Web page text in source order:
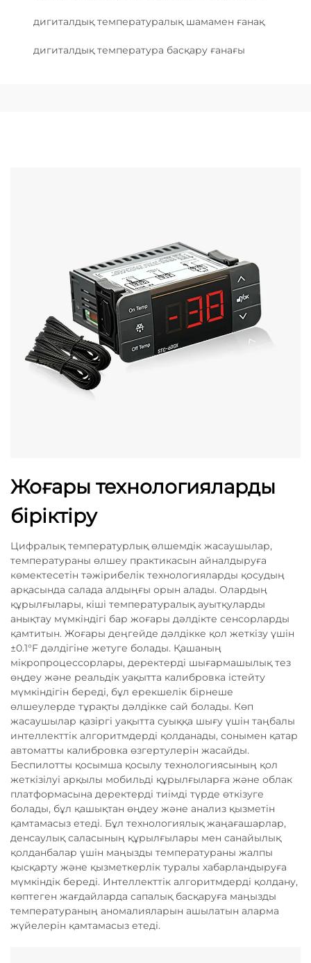
дигиталдық температуралық шамамен ғанақ
дигиталдық температура басқару ғанағы
Жоғары технологияларды
біріктіру
Цифралық температурлық өлшемдік жасаушылар,
температураны өлшеу практикасын айналдыруға
көмектесетін тәжірибелік технологияларды қосудың
арқасында салада алдыңғы орын алады. Олардың
құрылғылары, кіші температуралық ауытқуларды
анықтау мүмкіндігі бар жоғары дәлдікте сенсорларды
қамтитын. Жоғары деңгейде дәлдікке қол жеткізу үшін
±0.1°F дәлдігіне жетуге болады. Қашаның
мікропроцессорлары, деректерді шығармашылық тез
өңдеу және реальдік уақытта калибровка істейту
мүмкіндігін береді, бұл ерекшелік бірнеше
өлшеулерде тұрақты дәлдікке сай болады. Көп
жасаушылар қазіргі уақытта суыққа шығу үшін таңбалы
интеллекттік алгоритмдерді қолданады, сонымен қатар
автоматты калибровка өзгертулерін жасайды.
Беспилотты қосымша қосылу технологиясының қол
жеткізілуі арқылы мобильді құрылғыларға және облак
платформасына деректерді тиімді түрде өткізуге
болады, бұл қашықтан өңдеу және анализ қызметін
қамтамасыз етеді. Бұл технологиялық жаңағашарлар,
денсаулық саласының құрылғылары мен санайылық
қолданбалар үшін маңызды температураны жалпы
қысқарту және қызметкерлік туралы хабарландыруға
мүмкіндік береді. Интеллекттік алгоритмдерді қолдану,
көптеген жағдайларда сапалық басқаруға маңызды
температураның аномалияларын ашылатын аларма
жүйелерін қамтамасыз етеді.